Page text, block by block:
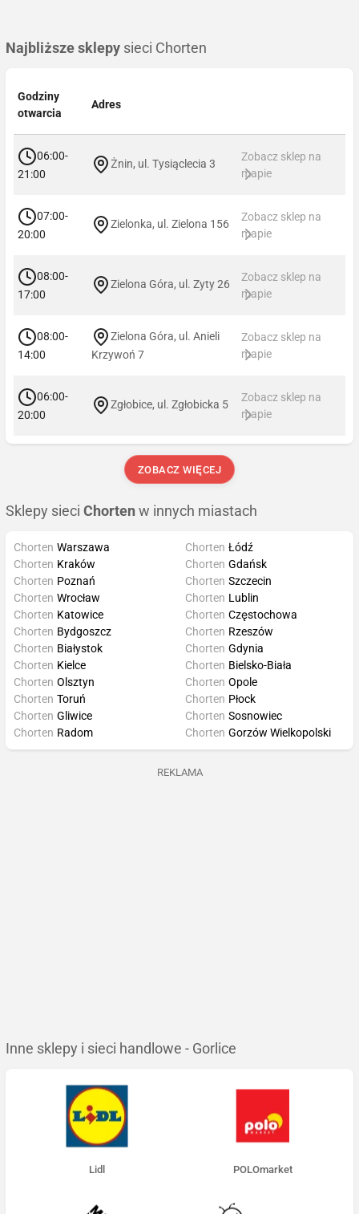
Najbliższe sklepy sieci Chorten
Godziny
otwarcia
Adres
06:00-
21:00
Żnin, ul. Tysiąclecia 3
Zobacz sklep na
mapie
07:00-
20:00
Zielonka, ul. Zielona 156
Zobacz sklep na
mapie
08:00-
17:00
Zielona Góra, ul. Zyty 26
Zobacz sklep na
mapie
08:00-
14:00
Zielona Góra, ul. Anieli
Krzywoń 7
Zobacz sklep na
mapie
06:00-
20:00
Zgłobice, ul. Zgłobicka 5
Zobacz sklep na
mapie
ZOBACZ WIĘCEJ
Sklepy sieci Chorten w innych miastach
Chorten Warszawa
Chorten Kraków
Chorten Poznań
Chorten Wrocław
Chorten Łódź
Chorten Gdańsk
Chorten Szczecin
Chorten Lublin
Chorten Katowice
Chorten Bydgoszcz
Chorten Białystok
Chorten Kielce
Chorten Częstochowa
Chorten Rzeszów
Chorten Gdynia
Chorten Bielsko-Biała
Chorten Olsztyn
Chorten Toruń
Chorten Gliwice
Chorten Radom
Chorten Opole
Chorten Płock
Chorten Sosnowiec
Chorten Gorzów Wielkopolski
REKLAMA
Inne sklepy i sieci handlowe - Gorlice
Lidl POLOmarket